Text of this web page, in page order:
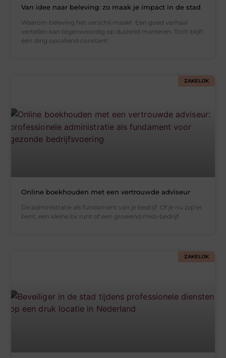
Van idee naar beleving: zo maak je impact in de stad
Waarom beleving het verschil maakt Een goed verhaal
vertellen kan tegenwoordig op duizend manieren. Toch blijft
één ding opvallend constant:
ZAKELIJK
Online boekhouden met een vertrouwde adviseur
De administratie als fundament van je bedrijf Of je nu zzp’er
bent, een kleine bv runt of een groeiend mkb-bedrijf
ZAKELIJK